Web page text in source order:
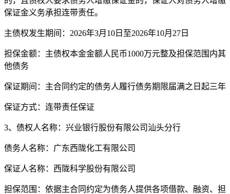
保证金义务承担连带责任。
主债权发生期间：2026年3月10日至2026年10月27日
担保金额：主债权本金金额人民币1000万元整及担保范围内其
他债务
保证期间：主合同约定的债务人履行债务期限届满之日起三年
保证方式：连带责任保证
3、债权人名称：兴业银行股份有限公司汕头分行
债务人名称：广东西陇化工有限公司
保证人名称：西陇科学股份有限公司
担保范围：依据主合同约定为债务人提供各项借款、融资、担